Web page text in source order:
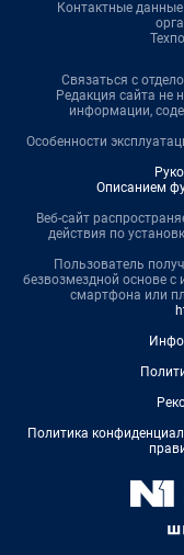
Контактные
Связаться с
Редакция сайта не
информации,
Особенности
Описанием
Веб-сайт
действия по
Пользователь
безвозмездной основе
смартфона или
Политика